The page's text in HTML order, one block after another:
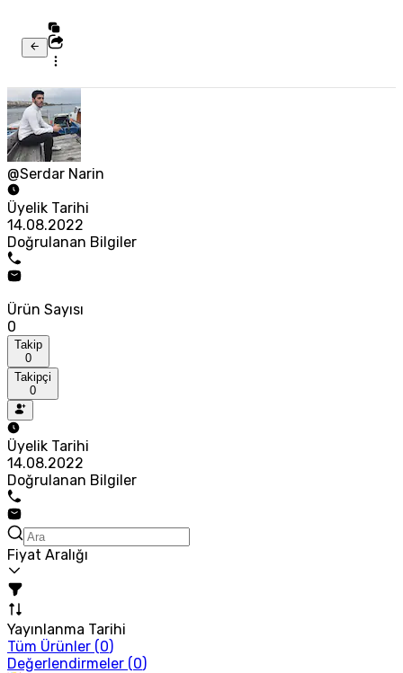
@Serdar Narin
Üyelik Tarihi
14.08.2022
Doğrulanan Bilgiler
Ürün Sayısı
0
Takip
0
Takipçi
0
Üyelik Tarihi
14.08.2022
Doğrulanan Bilgiler
Fiyat Aralığı
Yayınlanma Tarihi
Tüm Ürünler (0)
Değerlendirmeler (0)